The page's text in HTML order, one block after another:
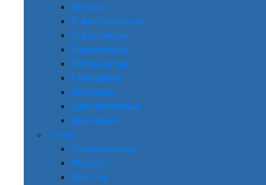
Витраж
С фотопечатью
С росписью
Деревянные
Филенчатые
Глянцевые
Матовые
Декоративные
Красивые
Стиль
Современные
Модерн
Хай-тек